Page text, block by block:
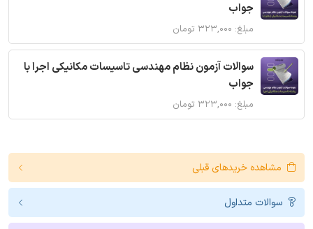
جواب
مبلغ: ۳۲۳,۰۰۰ تومان
سوالات آزمون نظام مهندسی تاسیسات مکانیکی اجرا با
جواب
مبلغ: ۳۲۳,۰۰۰ تومان
مشاهده خریدهای قبلی
سوالات متداول